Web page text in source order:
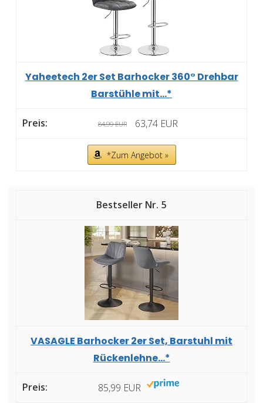
Yaheetech 2er Set Barhocker 360° Drehbar
Barstühle mit...*
84,99 EUR 63,74 EUR
*Zum Angebot »
5
VASAGLE Barhocker 2er Set, Barstuhl mit
Rückenlehne...*
85,99 EUR